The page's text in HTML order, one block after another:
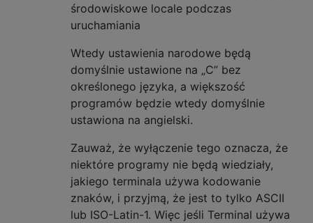
środowiskowe locale podczas
uruchamiania
Wtedy ustawienia narodowe będą
domyślnie ustawione na „C” bez
określonego języka, a większość
programów będzie wtedy domyślnie
ustawiona na angielski.
Zauważ, że wyłączenie tego oznacza, że ​​
niektóre programy nie będą wiedziały,
jakiego terminala używa kodowanie
znaków, i przyjmą, że jest to tylko ASCII
lub ISO-Latin-1. Więc jeśli Terminal używa